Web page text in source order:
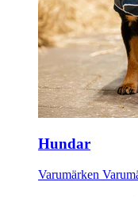
Hundar
Varumärken